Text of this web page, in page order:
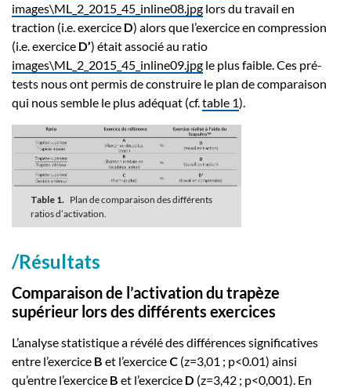
images\ML_2_2015_45_inline08.jpg lors du travail en
traction (i.e. exercice D) alors que l’exercice en compression
(i.e. exercice D’) était associé au ratio
images\ML_2_2015_45_inline09.jpg le plus faible. Ces pré-
tests nous ont permis de construire le plan de comparaison
qui nous semble le plus adéquat (cf.table 1).
Table 1. Plan de comparaison des différents
ratios d’activation.
/Résultats
Comparaison de l’activation du trapèze
supérieur lors des différents exercices
L’analyse statistique a révélé des différences significatives
entre l’exercice B et l’exercice C (z=3,01 ; p<0.01) ainsi
qu’entre l’exercice B et l’exercice D (z=3,42 ; p<0,001). En